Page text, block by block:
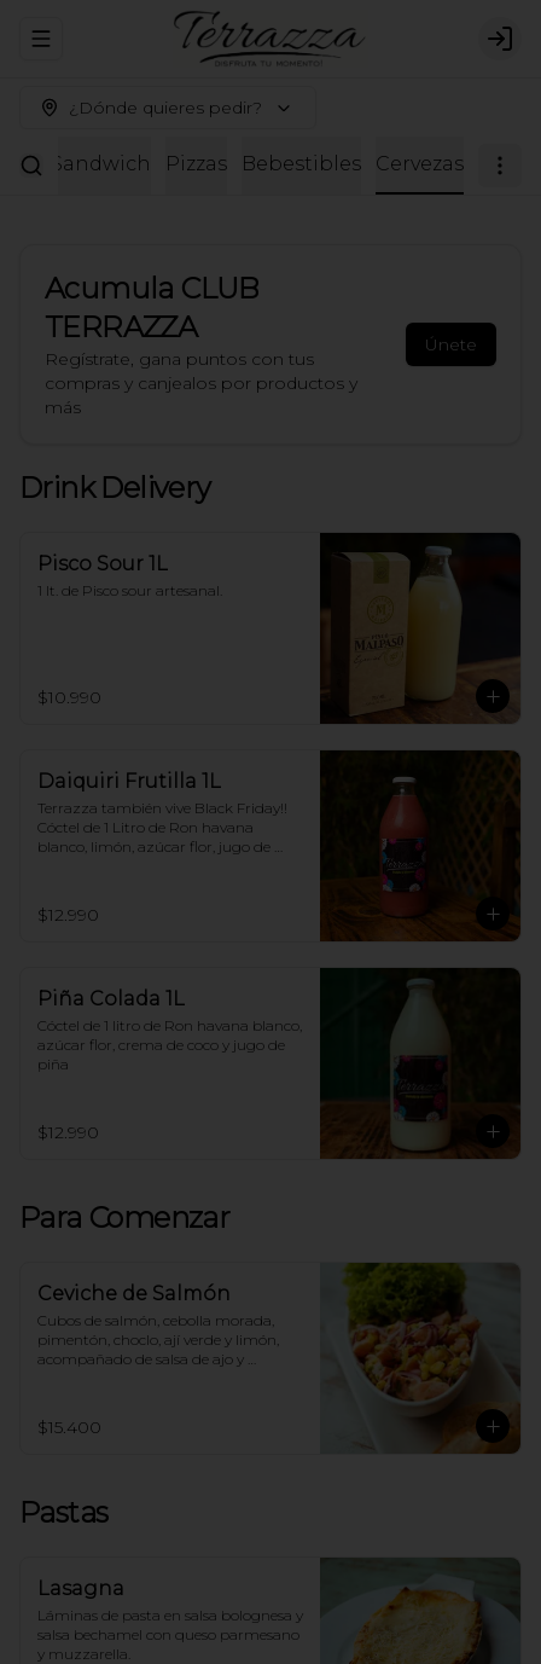
Abrir menu de navegación
¿Dónde quieres pedir?
Sandwich Pizzas Bebestibles Cervezas
Acumula CLUB
TERRAZZA
Regístrate, gana puntos con tus
compras y canjealos por productos y
más
Únete
Drink Delivery
Pisco Sour 1L
1 lt. de Pisco sour artesanal.
$10.990
Daiquiri Frutilla 1L
Terrazza también vive Black Friday!!
Cóctel de 1 Litro de Ron havana
blanco, limón, azúcar flor, jugo de
$12.990
Piña Colada 1L
Cóctel de 1 litro de Ron havana blanco,
azúcar flor, crema de coco y jugo de
piña
$12.990
Para Comenzar
Ceviche de Salmón
Cubos de salmón, cebolla morada,
pimentón, choclo, ají verde y limón,
acompañado de salsa de ajo y
$15.400
Pastas
Lasagna
Láminas de pasta en salsa bolognesa y
salsa bechamel con queso parmesano
y muzzarella.